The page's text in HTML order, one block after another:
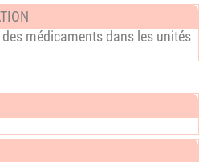
médicaments dans les unités